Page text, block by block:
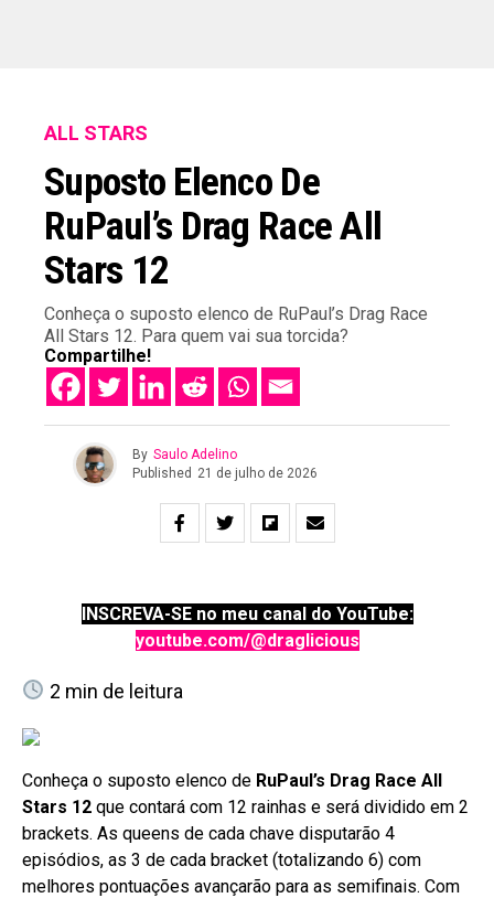
ALL STARS
Suposto Elenco De
RuPaul’s Drag Race All
Stars 12
Conheça o suposto elenco de RuPaul’s Drag Race
All Stars 12. Para quem vai sua torcida?
Compartilhe!
By Saulo Adelino
Published 21 de julho de 2026
INSCREVA-SE no meu canal do YouTube:
youtube.com/@draglicious
2 min de leitura
Conheça o suposto elenco de RuPaul’s Drag Race All
Stars 12 que contará com 12 rainhas e será dividido em 2
brackets. As queens de cada chave disputarão 4
episódios, as 3 de cada bracket (totalizando 6) com
melhores pontuações avançarão para as semifinais. Com